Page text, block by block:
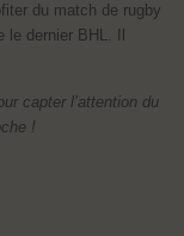
du match de rugby
dernier BHL. Il
capter l’attention du
!